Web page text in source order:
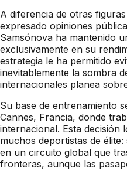
A diferencia de otras
expresado opiniones
Samsónova ha mantenido
exclusivamente en su
estrategia le ha permitido
inevitablemente la sombra
internacionales planea
Su base de entrenamiento
Cannes, Francia, donde
internacional. Esta decisión
muchos deportistas de
en un circuito global que
fronteras, aunque las